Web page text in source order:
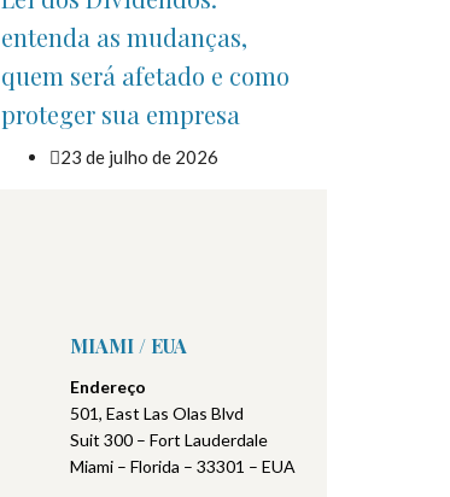
entenda as mudanças,
quem será afetado e como
proteger sua empresa
23 de julho de 2026
MIAMI / EUA
Endereço
501, East Las Olas Blvd
Suit 300 – Fort Lauderdale
Miami – Florida – 33301 – EUA